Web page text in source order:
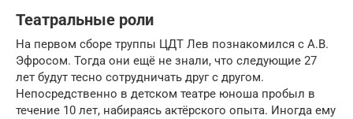
Театральные роли
На первом сборе труппы ЦДТ Лев познакомился с А.В.
Эфросом. Тогда они ещё не знали, что следующие 27
лет будут тесно сотрудничать друг с другом.
Непосредственно в детском театре юноша пробыл в
течение 10 лет, набираясь актёрского опыта. Иногда ему